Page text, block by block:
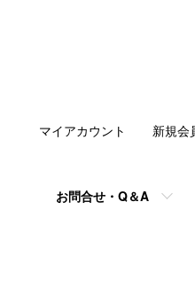
お問合せ・Q＆A
マイアカウント 新規会